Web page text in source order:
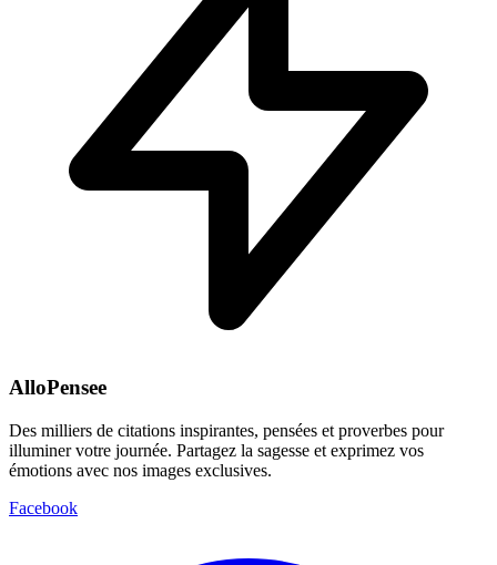
AlloPensee
Des milliers de citations inspirantes, pensées et proverbes pour
illuminer votre journée. Partagez la sagesse et exprimez vos
émotions avec nos images exclusives.
Facebook